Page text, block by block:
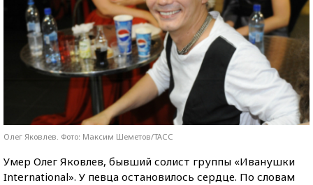
Олег Яковлев. Фото: Максим Шеметов/ТАСС
Умер Олег Яковлев, бывший солист группы «Иванушки
International». У певца остановилось сердце. По словам